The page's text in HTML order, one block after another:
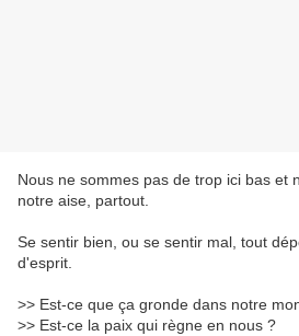
Nous ne sommes pas de trop ici bas et
notre aise, partout.
Se sentir bien, ou se sentir mal, tout
d'esprit.
>> Est-ce que ça gronde dans notre
>> Est-ce la paix qui règne en nous ?